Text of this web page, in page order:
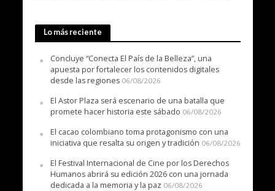
Lo más reciente
Concluye “Conecta El País de la Belleza”, una
apuesta por fortalecer los contenidos digitales
desde las regiones 06/08/2026
El Astor Plaza será escenario de una batalla que
promete hacer historia este sábado 06/08/2026
El cacao colombiano toma protagonismo con una
iniciativa que resalta su origen y tradición 06/08/2026
El Festival Internacional de Cine por los Derechos
Humanos abrirá su edición 2026 con una jornada
dedicada a la memoria y la paz 06/08/2026